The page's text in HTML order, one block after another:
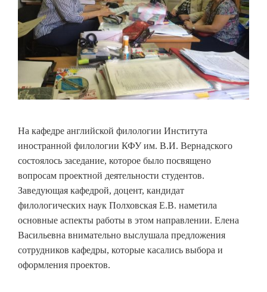
На кафедре английской филологии Института
иностранной филологии КФУ им. В.И. Вернадского
состоялось заседание, которое было посвящено
вопросам проектной деятельности студентов.
Заведующая кафедрой, доцент, кандидат
филологических наук Полховская Е.В. наметила
основные аспекты работы в этом направлении. Елена
Васильевна внимательно выслушала предложения
сотрудников кафедры, которые касались выбора и
оформления проектов.